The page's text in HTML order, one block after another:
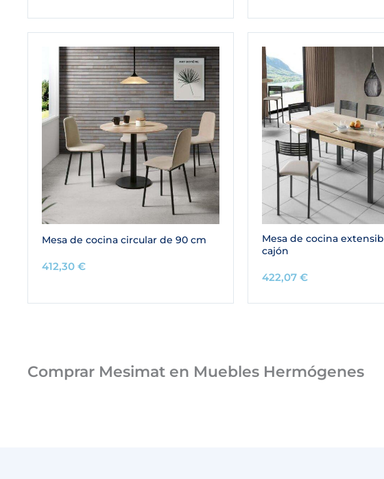
Mesa de cocina circular de 90 cm
412,30 €
Mesa de cocina
cajón
422,07 €
Comprar Mesimat en Muebles Hermógenes